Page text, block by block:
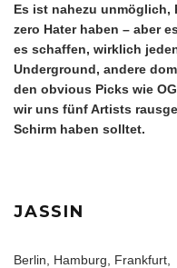
Es ist nahezu unmöglich,
zero Hater haben – aber
es schaffen, wirklich
Underground, andere
den obvious Picks wie
wir uns fünf Artists
Schirm haben solltet.
JASSIN
Berlin, Hamburg, Frankfurt,